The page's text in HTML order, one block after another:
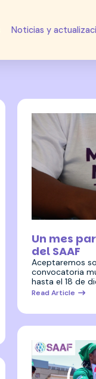
Noticias y
Un mes
del SAAF
Aceptaremos
convocatoria
hasta el 18 de
Read Article